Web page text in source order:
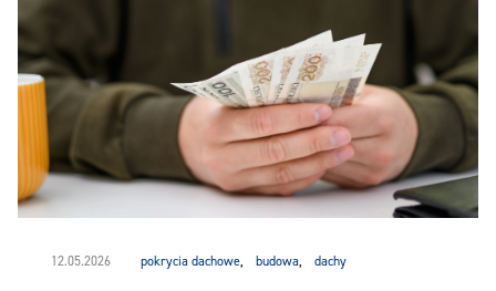
12.05.2026 pokrycia dachowe, budowa, dachy